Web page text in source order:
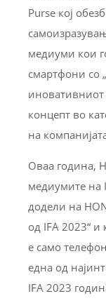
Purse кој
медиуми кои
смартфони со
концепт во
на
Оваа година,
медиумите на
додели на
од IFA 2023“ и
е само
една од
IFA 2023